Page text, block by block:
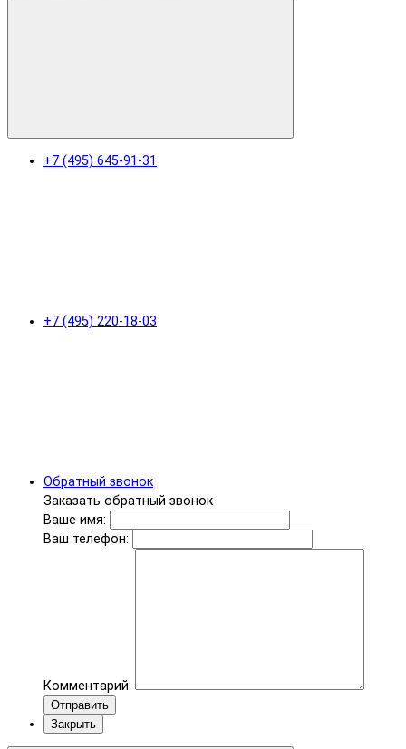
+7 (495) 645-91-31
+7 (495) 220-18-03
Обратный звонок
Заказать обратный звонок
Ваше имя:
Ваш телефон:
Комментарий:
Отправить
Закрыть